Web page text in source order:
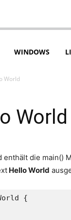
WINDOWS
World
World
enthält die main()
Hello World
{